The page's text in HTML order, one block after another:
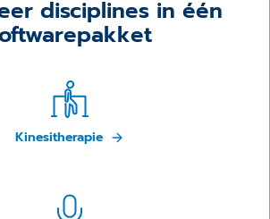
disciplines in één
Kinesitherapie